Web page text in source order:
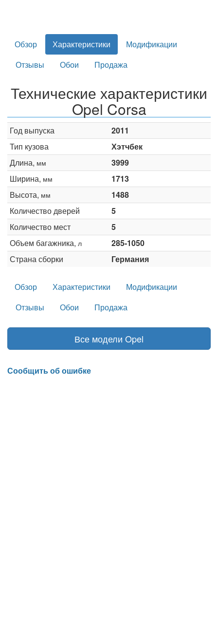
Обзор Характеристики
Модификации
Отзывы
Обои Продажа
Технические характеристики
Opel Corsa
Год выпуска
2011
Тип кузова
Хэтчбек
Длина, мм
3999
Ширина, мм
1713
Высота, мм
1488
Количество дверей
5
Количество мест
5
Объем багажника, л
285-1050
Страна сборки
Германия
Обзор Характеристики
Модификации
Отзывы
Обои Продажа
Все модели Opel
Сообщить об ошибке